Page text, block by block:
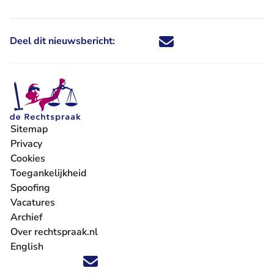
Deel dit nieuwsbericht: Deel dit nieuwsbericht via X -
Deel dit nieuwsbericht via
Deel dit nieuwsbericht
Deel dit
Volg ons op X (Twitter) - U verlaat Rechtspraak.nl
Volg ons op Facebook - U verlaat Rechtspraak.nl
Volg ons op Instagram - U verlaat Rechtspraak.nl
Volg ons op Youtube - U verlaat Rechtspraak.nl
Volg ons op LinkedIn - U verlaat
'Blijf op de hoogte' nieuwsbrief - U verlaat
Sitemap
Privacy
Cookies
Toegankelijkheid
Spoofing
Vacatures
- U verlaat Rechtspraak.nl
Archief
Over rechtspraak.nl
English